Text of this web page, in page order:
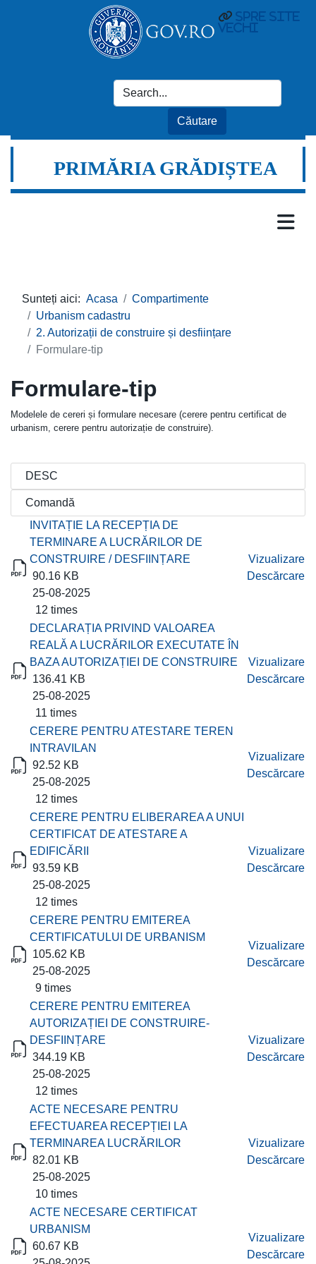
spre site
vechi
PRIMĂRIA GRĂDIȘTEA
Sunteți aici: Acasa
Compartimente
Urbanism cadastru
2. Autorizații de construire și desființare
Formulare-tip
Formulare-tip
Modelele de cereri și formulare necesare (cerere pentru certificat de
urbanism, cerere pentru autorizație de construire).
Titlu
Descărcare
INVITAȚIE LA RECEPȚIA DE
TERMINARE A LUCRĂRILOR DE
CONSTRUIRE / DESFIINȚARE
90.16 KB
25-08-2025
12 times
Vizualizare
Descărcare
DECLARAȚIA PRIVIND VALOAREA
REALĂ A LUCRĂRILOR EXECUTATE ÎN
BAZA AUTORIZAȚIEI DE CONSTRUIRE
136.41 KB
25-08-2025
11 times
Vizualizare
Descărcare
CERERE PENTRU ATESTARE TEREN
INTRAVILAN
92.52 KB
25-08-2025
12 times
Vizualizare
Descărcare
CERERE PENTRU ELIBERAREA A UNUI
CERTIFICAT DE ATESTARE A
EDIFICĂRII
93.59 KB
25-08-2025
12 times
Vizualizare
Descărcare
CERERE PENTRU EMITEREA
CERTIFICATULUI DE URBANISM
105.62 KB
25-08-2025
9 times
Vizualizare
Descărcare
CERERE PENTRU EMITEREA
AUTORIZAȚIEI DE CONSTRUIRE-
DESFIINȚARE
344.19 KB
25-08-2025
12 times
Vizualizare
Descărcare
ACTE NECESARE PENTRU
EFECTUAREA RECEPȚIEI LA
TERMINAREA LUCRĂRILOR
82.01 KB
25-08-2025
10 times
Vizualizare
Descărcare
ACTE NECESARE CERTIFICAT
URBANISM
60.67 KB
Vizualizare
Descărcare